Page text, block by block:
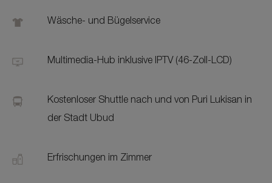
Wäsche- und Bügelservice
Multimedia-Hub inklusive IPTV (46-Zoll-LCD)
Kostenloser Shuttle nach und von Puri Lukisan in
der Stadt Ubud
Erfrischungen im Zimmer